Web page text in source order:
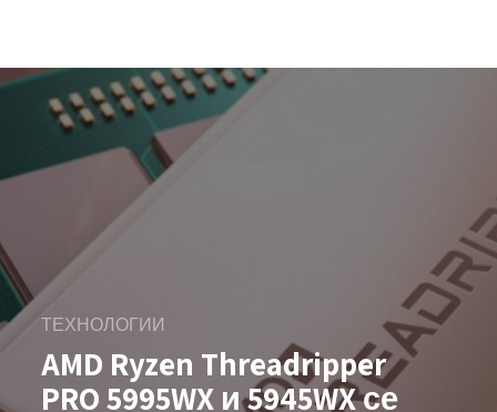
ТЕХНОЛОГИИ
AMD Ryzen Threadripper
PRO 5995WX и 5945WX се